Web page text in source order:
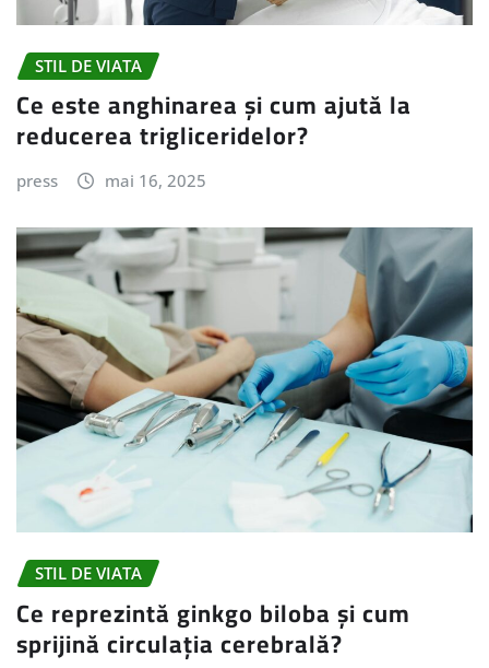
STIL DE VIATA
Ce este anghinarea și cum ajută la
reducerea trigliceridelor?
press mai 16, 2025
STIL DE VIATA
Ce reprezintă ginkgo biloba și cum
sprijină circulația cerebrală?